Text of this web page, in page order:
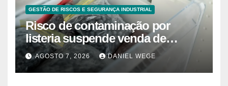
GESTÃO DE RISCOS E SEGURANÇA INDUSTRIAL
Risco de contaminação por
listeria suspende venda de
mirtilos em fábricas da América
do Norte – Mix Vale
AGOSTO 7, 2026 DANIEL WEGE